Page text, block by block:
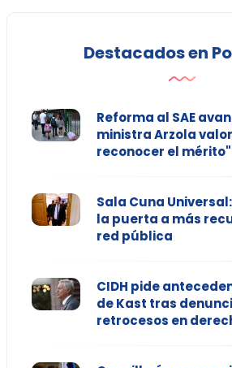
Destacados en
Reforma al SAE
ministra Arzola
reconocer el mérito"
Sala Cuna
la puerta a más
red pública
CIDH pide
de Kast tras
retrocesos en